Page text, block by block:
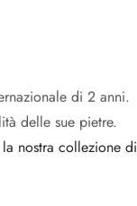
di 2 anni.
delle sue pietre.
la nostra collezione di